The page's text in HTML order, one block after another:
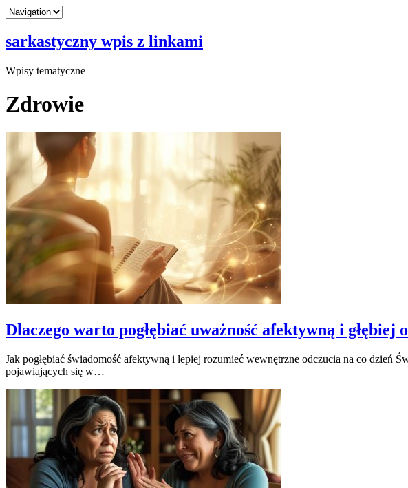
sarkastyczny wpis z linkami
Wpisy tematyczne
Zdrowie
Dlaczego warto pogłębiać uważność afektywną i
Jak pogłębiać świadomość afektywną i lepiej rozumieć wewnętrzne odczucia na co dzień
pojawiających się w…